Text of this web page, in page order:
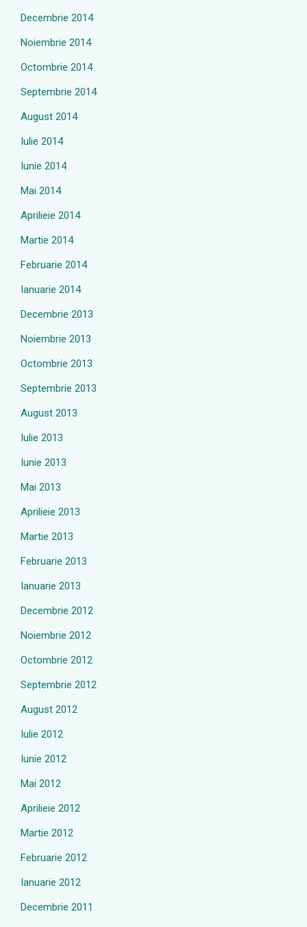
Decembrie 2014
Noiembrie 2014
Octombrie 2014
Septembrie 2014
August 2014
Iulie 2014
Iunie 2014
Mai 2014
Aprilieie 2014
Martie 2014
Februarie 2014
Ianuarie 2014
Decembrie 2013
Noiembrie 2013
Octombrie 2013
Septembrie 2013
August 2013
Iulie 2013
Iunie 2013
Mai 2013
Aprilieie 2013
Martie 2013
Februarie 2013
Ianuarie 2013
Decembrie 2012
Noiembrie 2012
Octombrie 2012
Septembrie 2012
August 2012
Iulie 2012
Iunie 2012
Mai 2012
Aprilieie 2012
Martie 2012
Februarie 2012
Ianuarie 2012
Decembrie 2011